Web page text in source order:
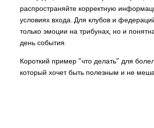
распространяйте корректную
условиях входа. Для клубов и
только эмоции на трибунах, но и
день события.
Короткий пример "что делать" для
который хочет быть полезным и не